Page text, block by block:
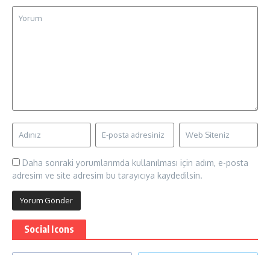
Daha sonraki yorumlarımda kullanılması için adım, e-posta
adresim ve site adresim bu tarayıcıya kaydedilsin.
Social Icons